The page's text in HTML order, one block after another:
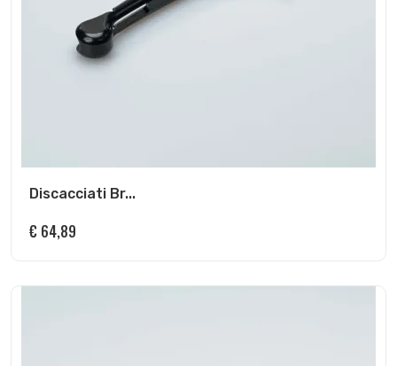
Discacciati Br...
€ 64,89